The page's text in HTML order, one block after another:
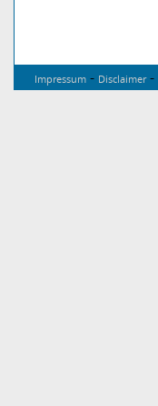
Impressum - Disclaimer-